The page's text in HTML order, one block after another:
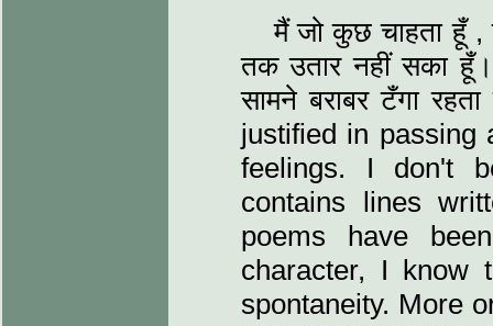
मैं जो कुछ चाहता हूँ
तक उतार नहीं सका
सामने बराबर टँगा
justified in passing
feelings. I don't
contains lines
poems have
character, I know
spontaneity. More